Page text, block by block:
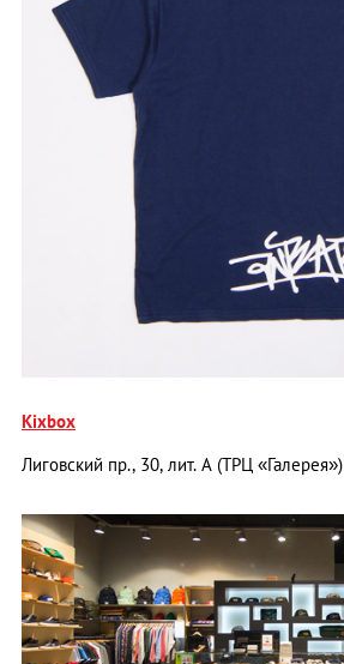
Kixbox
Лиговский пр., 30, лит. А (ТРЦ «Галерея»)